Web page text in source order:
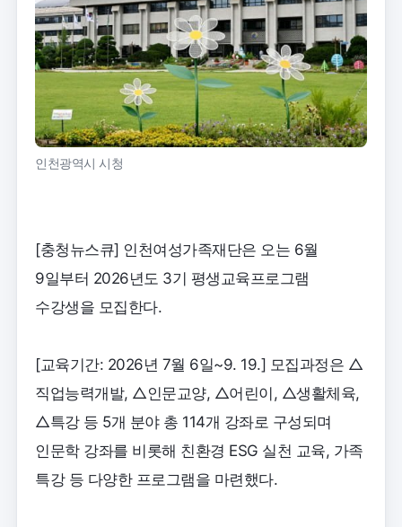
인천광역시 시청
[충청뉴스큐] 인천여성가족재단은 오는 6월
9일부터 2026년도 3기 평생교육프로그램
수강생을 모집한다.
[교육기간: 2026년 7월 6일~9. 19.] 모집과정은 △
직업능력개발, △인문교양, △어린이, △생활체육,
△특강 등 5개 분야 총 114개 강좌로 구성되며
인문학 강좌를 비롯해 친환경 ESG 실천 교육, 가족
특강 등 다양한 프로그램을 마련했다.